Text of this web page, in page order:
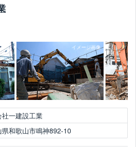
一建設工業
県和歌山市鳴神892-10